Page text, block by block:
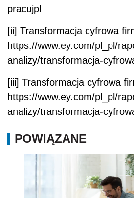
pracujpl
[ii] Transformacja cyfrowa
https://www.ey.com/pl_pl/
analizy/transformacja-
[iii] Transformacja cyfrowa
https://www.ey.com/pl_pl/
analizy/transformacja-
POWIĄZANE